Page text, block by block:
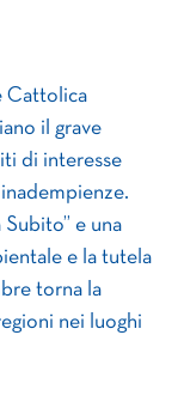
Cattolica
il grave
di interesse
e una
e la tutela
torna la
nei luoghi